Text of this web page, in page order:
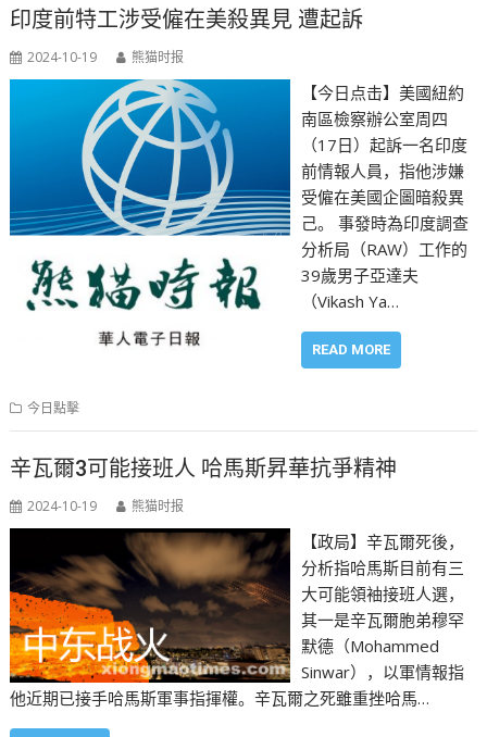
印度前特工涉受僱在美殺異見 遭起訴
2024-10-19 熊猫时报
【今日点击】美國紐約
南區檢察辦公室周四
（17日）起訴一名印度
前情報人員，指他涉嫌
受僱在美國企圖暗殺異
己。 事發時為印度調查
分析局（RAW）工作的
39歲男子亞達夫
（Vikash Ya…
READ MORE
今日點擊
辛瓦爾3可能接班人 哈馬斯昇華抗爭精神
2024-10-19 熊猫时报
【政局】辛瓦爾死後，
分析指哈馬斯目前有三
大可能領袖接班人選，
其一是辛瓦爾胞弟穆罕
默德（Mohammed
Sinwar），以軍情報指
他近期已接手哈馬斯軍事指揮權。辛瓦爾之死雖重挫哈馬…